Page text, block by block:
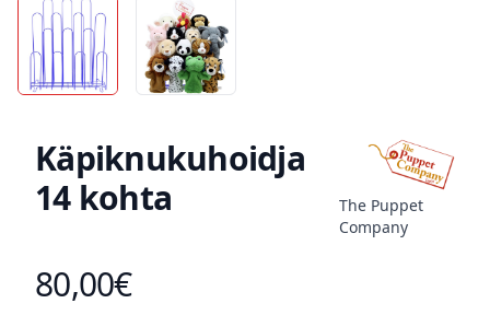
Käpiknukuhoidja
14 kohta
The Puppet
Company
Toote hind
80,00€